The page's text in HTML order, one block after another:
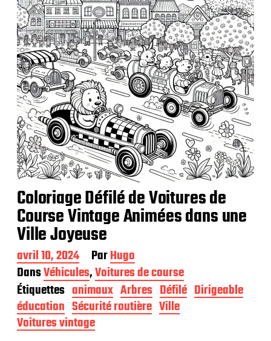
Coloriage Défilé de Voitures de
Course Vintage Animées dans une
Ville Joyeuse
D
a
t
e
d
e
p
avril 10, 2024 ParHugo
DansVéhicules,Voitures de course
Étiquettes animaux Arbres Défilé Dirigeable
éducation Sécurité routière Ville
Voitures vintage